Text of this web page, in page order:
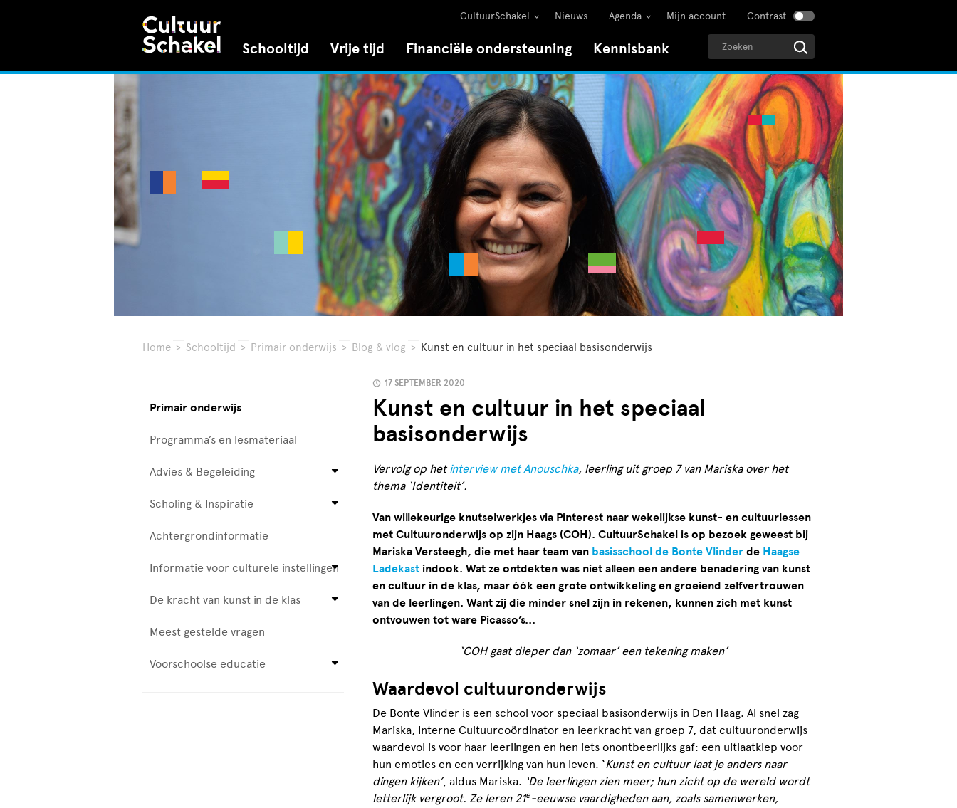
CultuurSchakel Nieuws Agenda Mijn account Contrast
Schooltijd Vrije tijd Financiële ondersteuning Kennisbank
Home > Schooltijd > Primair onderwijs > Blog & vlog > Kunst en cultuur in het speciaal basisonderwijs
Primair onderwijs
Programma’s en lesmateriaal
Advies & Begeleiding
Scholing & Inspiratie
Achtergrondinformatie
Informatie voor culturele instellingen
De kracht van kunst in de klas
Meest gestelde vragen
Voorschoolse educatie
17 SEPTEMBER 2020
Kunst en cultuur in het speciaal
basisonderwijs
Vervolg op hetinterview met Anouschka, leerling uit groep 7 van Mariska over het
thema ‘Identiteit’.
Van willekeurige knutselwerkjes via Pinterest naar wekelijkse kunst- en cultuurlessen
met Cultuuronderwijs op zijn Haags (COH). CultuurSchakel is op bezoek geweest bij
Mariska Versteegh, die met haar team van basisschool de Bonte Vlinder de Haagse
Ladekast indook. Wat ze ontdekten was niet alleen een andere benadering van kunst
en cultuur in de klas, maar óók een grote ontwikkeling en groeiend zelfvertrouwen
van de leerlingen. Want zij die minder snel zijn in rekenen, kunnen zich met kunst
ontvouwen tot ware Picasso’s...
‘COH gaat dieper dan ‘zomaar’ een tekening maken’
Waardevol cultuuronderwijs
De Bonte Vlinder is een school voor speciaal basisonderwijs in Den Haag. Al snel zag
Mariska, Interne Cultuurcoördinator en leerkracht van groep 7, dat cultuuronderwijs
waardevol is voor haar leerlingen en hen iets onontbeerlijks gaf: een uitlaatklep voor
hun emoties en een verrijking van hun leven. ‘Kunst en cultuur laat je anders naar
dingen kijken’, aldus Mariska. ‘De leerlingen zien meer; hun zicht op de wereld wordt
letterlijk vergroot. Ze leren 21e-eeuwse vaardigheden aan, zoals samenwerken,